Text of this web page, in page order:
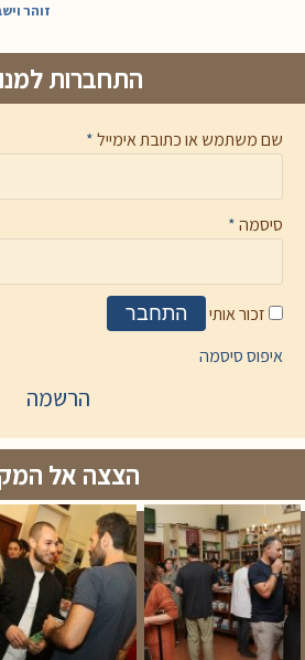
זוהר
התחברות
שם משתמש או כתובת אימייל*
סיסמה*
זכור אותי התחבר
איפוס סיסמה
הרשמה
הצצה אל